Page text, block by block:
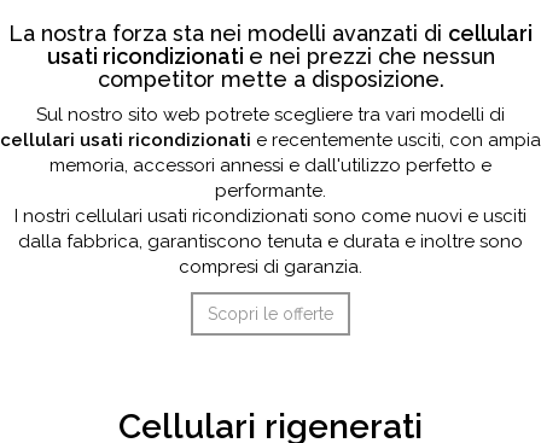
La nostra forza sta nei modelli avanzati di cellulari
usati ricondizionati e nei prezzi che nessun
competitor mette a disposizione.
Sul nostro sito web potrete scegliere tra vari modelli di
cellulari usati ricondizionati e recentemente usciti, con ampia
memoria, accessori annessi e dall'utilizzo perfetto e
performante.
I nostri cellulari usati ricondizionati sono come nuovi e usciti
dalla fabbrica, garantiscono tenuta e durata e inoltre sono
compresi di garanzia.
Scopri le offerte
Cellulari rigenerati